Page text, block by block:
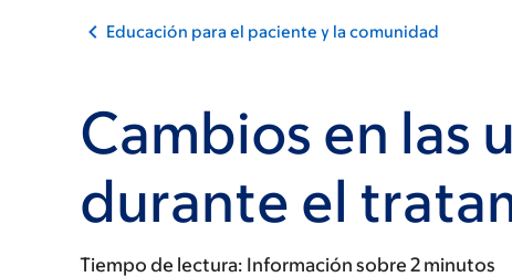
Educación para el paciente y la comunidad
Cambios en las
durante el
Tiempo de lectura: Información sobre 2 minutos